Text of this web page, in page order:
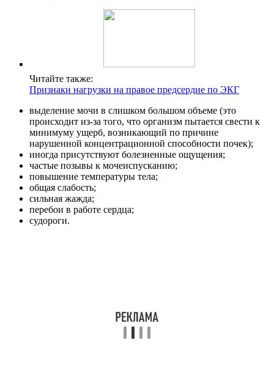
Читайте также:
Признаки нагрузки на правое предсердие по ЭКГ
выделение мочи в слишком большом объеме (это
происходит из-за того, что организм пытается свести к
минимуму ущерб, возникающий по причине
нарушенной концентрационной способности почек);
иногда присутствуют болезненные ощущения;
частые позывы к мочеиспусканию;
повышение температуры тела;
общая слабость;
сильная жажда;
перебои в работе сердца;
судороги.